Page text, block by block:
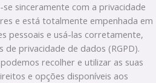
sinceramente com a privacidade
e está totalmente empenhada em
pessoais e usá-las corretamente,
privacidade de dados (RGPD).
recolher e utilizar as suas
e opções disponíveis aos